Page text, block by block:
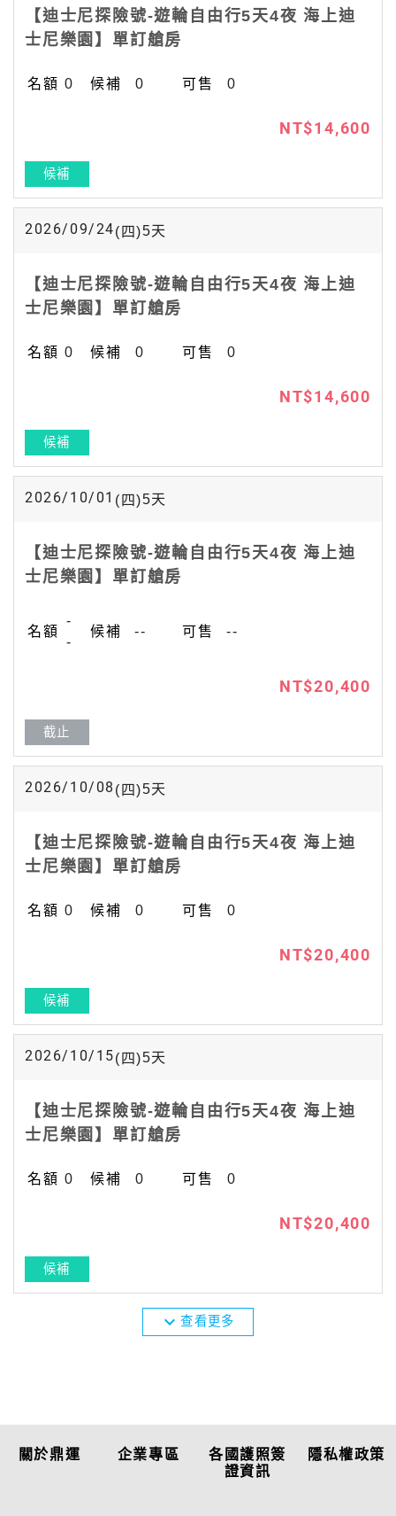
【迪士尼探險號-遊輪自由行5天4夜 海上迪
士尼樂園】單訂艙房
0 0 0
NT$14,600
候補
2026/09/24(四)5天
【迪士尼探險號-遊輪自由行5天4夜 海上迪
士尼樂園】單訂艙房
0 0 0
NT$14,600
候補
2026/10/01 (四)5天
【迪士尼探險號-遊輪自由行5天4夜 海上迪
士尼樂園】單訂艙房
-
-
-- --
NT$20,400
截止
2026/10/08 (四)5天
【迪士尼探險號-遊輪自由行5天4夜 海上迪
士尼樂園】單訂艙房
0 0 0
NT$20,400
候補
2026/10/15(四)5天
【迪士尼探險號-遊輪自由行5天4夜 海上迪
士尼樂園】單訂艙房
0 0 0
NT$20,400
候補
expand_more查看更多
關於鼎運 企業專區
各國護照簽
證資訊
隱私權政策